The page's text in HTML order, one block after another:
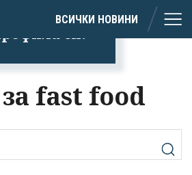
от
ВСИЧКИ НОВИНИ
fast food